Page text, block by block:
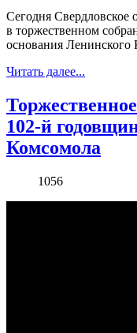
Сегодня
в торжественном
основания Ленинского
Читать далее...
102-й
Комсомола
1056